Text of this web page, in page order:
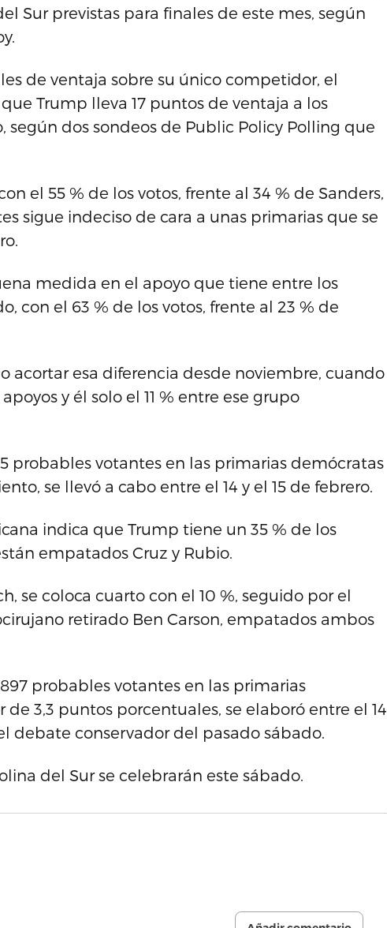
Sur previstas para finales de este mes, según
de ventaja sobre su único competidor, el
Trump lleva 17 puntos de ventaja a los
según dos sondeos de Public Policy Polling que
el 55 % de los votos, frente al 34 % de Sanders,
sigue indeciso de cara a unas primarias que se
medida en el apoyo que tiene entre los
con el 63 % de los votos, frente al 23 % de
acortar esa diferencia desde noviembre, cuando
y él solo el 11 % entre ese grupo
probables votantes en las primarias demócratas
se llevó a cabo entre el 14 y el 15 de febrero.
indica que Trump tiene un 35 % de los
empatados Cruz y Rubio.
se coloca cuarto con el 10 %, seguido por el
retirado Ben Carson, empatados ambos
probables votantes en las primarias
3,3 puntos porcentuales, se elaboró entre el 14
debate conservador del pasado sábado.
del Sur se celebrarán este sábado.